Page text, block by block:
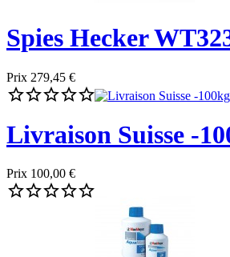
Spies Hecker
Prix 279,45 €

Livraison Suisse -
Prix 100,00 €
